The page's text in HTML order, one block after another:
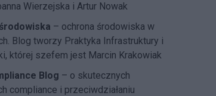
Wierzejska i Artur Nowak
– ochrona środowiska w
Blog tworzy Praktyka Infrastruktury i
której szefem jest Marcin Krakowiak
Blog – o skutecznych
compliance i przeciwdziałaniu